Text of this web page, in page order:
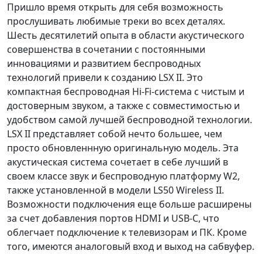
Пришло время открыть для себя возможность
прослушивать любимые треки во всех деталях.
Шесть десятилетий опыта в области акустического
совершенства в сочетании с постоянными
инновациями и развитием беспроводных
технологий привели к созданию LSX II. Это
компактная беспроводная Hi-Fi-система с чистым и
достоверным звуком, а также с совместимостью и
удобством самой лучшей беспроводной технологии.
LSX II представляет собой нечто большее, чем
просто обновленнную оригинальную модель. Эта
акустическая система сочетает в себе лучший в
своем классе звук и беспроводную платформу W2,
также установленной в модели LS50 Wireless II.
Возможности подключения еще больше расширены
за счет добавления портов HDMI и USB-C, что
облегчает подключение к телевизорам и ПК. Кроме
того, имеются аналоговый вход и выход на сабвуфер.